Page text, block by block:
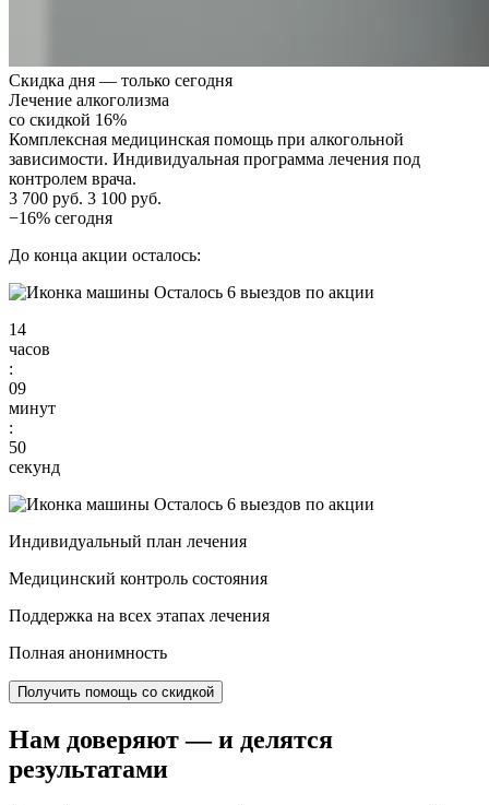
Скидка дня — только сегодня
Лечение алкоголизма
со скидкой 16%
Комплексная медицинская помощь при алкогольной
зависимости. Индивидуальная программа лечения под
контролем врача.
3 700 руб. 3 100 руб.
−16% сегодня
До конца акции осталось:
Осталось 6 выездов по акции
14
часов
:
09
минут
:
48
секунд
Осталось 6 выездов по акции
Индивидуальный план лечения
Медицинский контроль состояния
Поддержка на всех этапах лечения
Полная анонимность
Получить помощь со скидкой
Нам доверяют— и делятся
результатами